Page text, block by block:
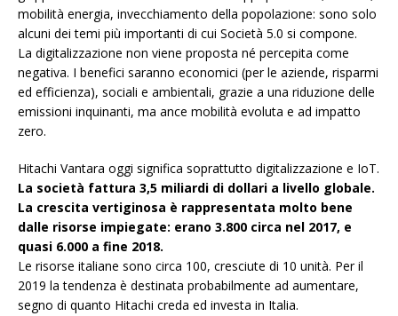
mobilità energia, invecchiamento della popolazione: sono solo
alcuni dei temi più importanti di cui Società 5.0 si compone.
La digitalizzazione non viene proposta né percepita come
negativa. I benefici saranno economici (per le aziende, risparmi
ed efficienza), sociali e ambientali, grazie a una riduzione delle
emissioni inquinanti, ma ance mobilità evoluta e ad impatto
zero.
Hitachi Vantara oggi significa soprattutto digitalizzazione e IoT.
La società fattura 3,5 miliardi di dollari a livello globale.
La crescita vertiginosa è rappresentata molto bene
dalle risorse impiegate: erano 3.800 circa nel 2017, e
quasi 6.000 a fine 2018.
Le risorse italiane sono circa 100, cresciute di 10 unità. Per il
2019 la tendenza è destinata probabilmente ad aumentare,
segno di quanto Hitachi creda ed investa in Italia.